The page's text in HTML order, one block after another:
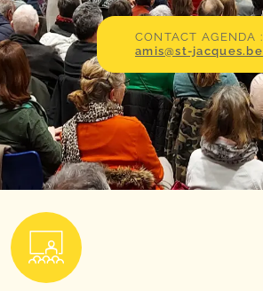
CONTACT AGENDA :
amis@st-jacques.be